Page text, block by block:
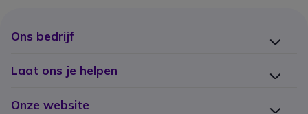
Ons bedrijf
Laat ons je helpen
Onze website